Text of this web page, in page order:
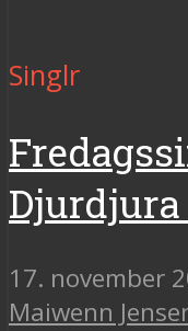
Singlr
Djurdjura
17. november
Maiwenn